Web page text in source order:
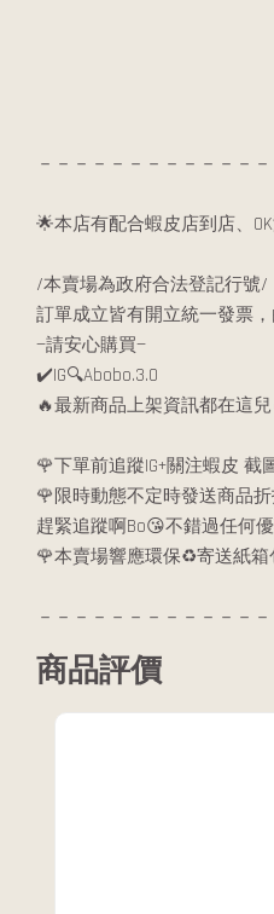
－－－－－－－－－－－－
🌟本店有配合蝦皮店到店、
/本賣場為政府合法登記行號/
訂單成立皆有開立統一發票
—請安心購買—
✔️IG🔍Abobo.3.0
🔥最新商品上架資訊都在這兒
🌹下單前追蹤IG+關注蝦皮 截
🌹限時動態不定時發送商品
趕緊追蹤啊Bo😘不錯過任何
🌹本賣場響應環保♻️寄送紙
－－－－－－－－－－－－
商品評價